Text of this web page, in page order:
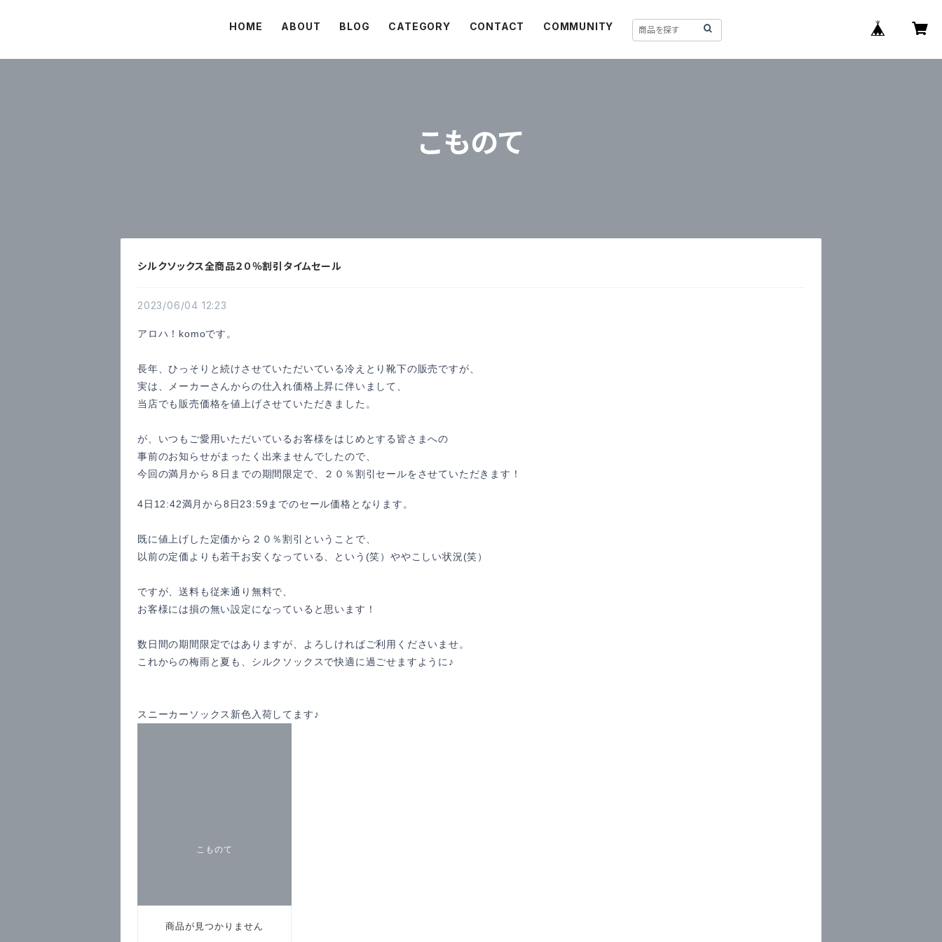
HOME ABOUT BLOG CATEGORY CONTACT COMMUNITY
こものて
シルクソックス全商品２０％割引タイムセール
2023/06/04 12:23
アロハ！komoです。
長年、ひっそりと続けさせていただいている冷えとり靴下の販売ですが、
実は、メーカーさんからの仕入れ価格上昇に伴いまして、
当店でも販売価格を値上げさせていただきました。
が、いつもご愛用いただいているお客様をはじめとする皆さまへの
事前のお知らせがまったく出来ませんでしたので、
今回の満月から８日までの期間限定で、２０％割引セールをさせていただきます！
4日12:42満月から8日23:59までのセール価格となります。
既に値上げした定価から２０％割引ということで、
以前の定価よりも若干お安くなっている、という(笑）ややこしい状況(笑）
ですが、送料も従来通り無料で、
お客様には損の無い設定になっていると思います！
数日間の期間限定ではありますが、よろしければご利用くださいませ。
これからの梅雨と夏も、シルクソックスで快適に過ごせますように♪
スニーカーソックス新色入荷してます♪